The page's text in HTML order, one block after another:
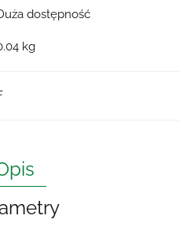
dostępność
kg